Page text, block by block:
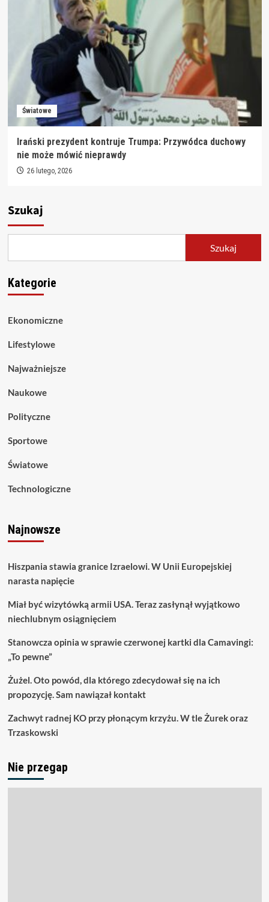
Światowe
Irański prezydent kontruje Trumpa: Przywódca duchowy
nie może mówić nieprawdy
26 lutego, 2026
Szukaj
Szukaj
Kategorie
Ekonomiczne
Lifestylowe
Najważniejsze
Naukowe
Polityczne
Sportowe
Światowe
Technologiczne
Najnowsze
Hiszpania stawia granice Izraelowi. W Unii Europejskiej
narasta napięcie
Miał być wizytówką armii USA. Teraz zasłynął wyjątkowo
niechlubnym osiągnięciem
Stanowcza opinia w sprawie czerwonej kartki dla Camavingi:
„To pewne”
Żużel. Oto powód, dla którego zdecydował się na ich
propozycję. Sam nawiązał kontakt
Zachwyt radnej KO przy płonącym krzyżu. W tle Żurek oraz
Trzaskowski
Nie przegap